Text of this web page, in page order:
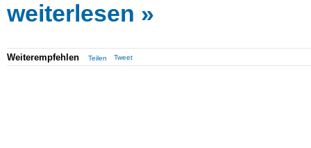
weiterlesen
Weiterempfehlen Teilen Tweet